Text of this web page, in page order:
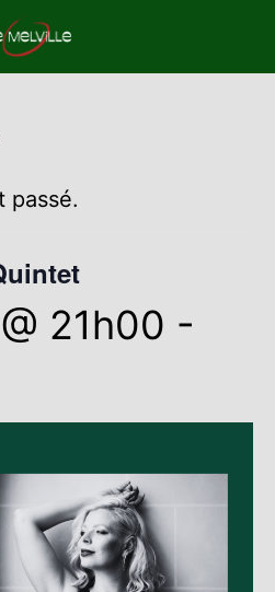
passé.
21h00 -